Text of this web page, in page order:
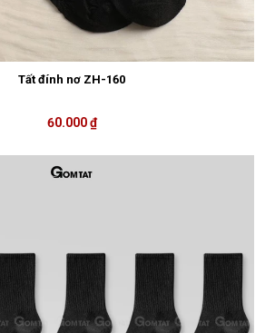
Tất đính nơ ZH-160
60.000 ₫